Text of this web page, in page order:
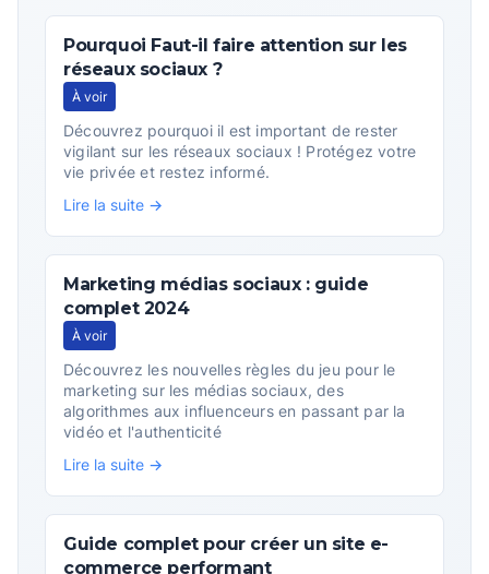
Pourquoi Faut-il faire attention sur les
réseaux sociaux ?
À voir
Découvrez pourquoi il est important de rester
vigilant sur les réseaux sociaux ! Protégez votre
vie privée et restez informé.
Lire la suite →
Marketing médias sociaux : guide
complet 2024
À voir
Découvrez les nouvelles règles du jeu pour le
marketing sur les médias sociaux, des
algorithmes aux influenceurs en passant par la
vidéo et l'authenticité
Lire la suite →
Guide complet pour créer un site e-
commerce performant